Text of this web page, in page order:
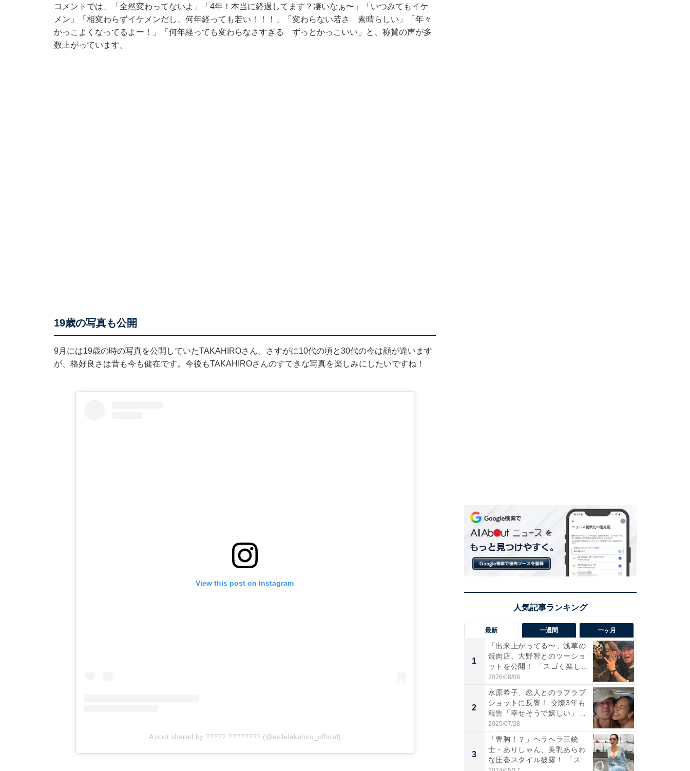
コメントでは、「全然変わってないよ」「4年！本当に経過してます？凄いなぁ〜」「いつみてもイケ
メン」「相変わらずイケメンだし、何年経っても若い！！！」「変わらない若さ 素晴らしい」「年々
かっこよくなってるよー！」「何年経っても変わらなさすぎる ずっとかっこいい」と、称賛の声が多
数上がっています。
19歳の写真も公開
9月には19歳の時の写真を公開していたTAKAHIROさん。さすがに10代の頃と30代の今は顔が違います
が、格好良さは昔も今も健在です。今後もTAKAHIROさんのすてきな写真を楽しみにしたいですね！
View this post on Instagram
A post shared by ????? ???????? (@exiletakahiro_official)
最新 一週間 一ヶ月
1
「出来上がってる〜」浅草の
焼肉店、大野智とのツーショ
ットを公開！ 「スゴく楽し
そ...
2026/08/08
2
水原希子、恋人とのラブラブ
ショットに反響！ 交際3年も
報告「幸せそうで嬉しい」
「...
2025/07/28
3
「豊胸！？」ヘラヘラ三銃
士・ありしゃん、美乳あらわ
な圧巻スタイル披露！ 「スタ